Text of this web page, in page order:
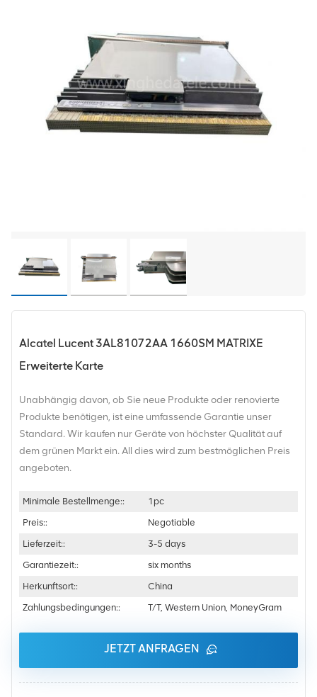
Alcatel Lucent 3AL81072AA 1660SM MATRIXE
Erweiterte Karte
Unabhängig davon, ob Sie neue Produkte oder renovierte
Produkte benötigen, ist eine umfassende Garantie unser
Standard. Wir kaufen nur Geräte von höchster Qualität auf
dem grünen Markt ein. All dies wird zum bestmöglichen Preis
angeboten.
Minimale Bestellmenge::
1pc
Preis::
Negotiable
Lieferzeit::
3-5 days
Garantiezeit::
six months
Herkunftsort::
China
Zahlungsbedingungen::
T/T, Western Union, MoneyGram
JETZT ANFRAGEN